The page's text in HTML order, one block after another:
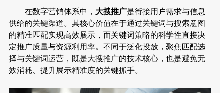
在数字营销体系中， 大搜推广是衔接用户需求与信息
供给的关键渠道。其核心价值在于通过关键词与搜索意图
的精准匹配实现高效展示，而关键词策略的科学性直接决
定推广质量与资源利用率。不同于泛化投放，聚焦匹配选
择与关键词运营，既是大搜推广的技术核心，也是避免无
效消耗、提升展示精准度的关键抓手。